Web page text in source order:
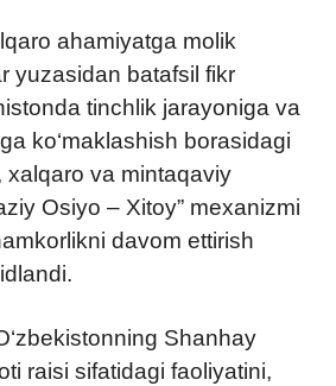
ahamiyatga molik
yuzasidan batafsil fikr
tinchlik jarayoniga va
ko‘maklashish borasidagi
xalqaro va mintaqaviy
Osiyo – Xitoy” mexanizmi
davom ettirish
Shanhay
raisi sifatidagi faoliyatini,